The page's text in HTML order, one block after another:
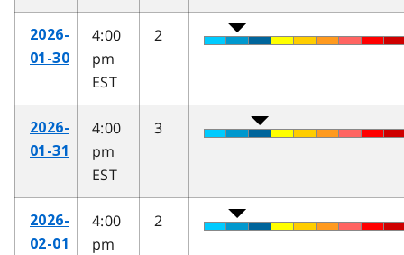
2026-
01-30
4:00
pm
EST
2
2026-
01-31
4:00
pm
EST
3
2026-
02-01
4:00
pm
2